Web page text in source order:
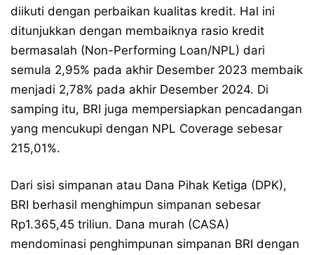
diikuti dengan perbaikan kualitas kredit. Hal ini
ditunjukkan dengan membaiknya rasio kredit
bermasalah (Non-Performing Loan/NPL) dari
semula 2,95% pada akhir Desember 2023 membaik
menjadi 2,78% pada akhir Desember 2024. Di
samping itu, BRI juga mempersiapkan pencadangan
yang mencukupi dengan NPL Coverage sebesar
215,01%.
Dari sisi simpanan atau Dana Pihak Ketiga (DPK),
BRI berhasil menghimpun simpanan sebesar
Rp1.365,45 triliun. Dana murah (CASA)
mendominasi penghimpunan simpanan BRI dengan